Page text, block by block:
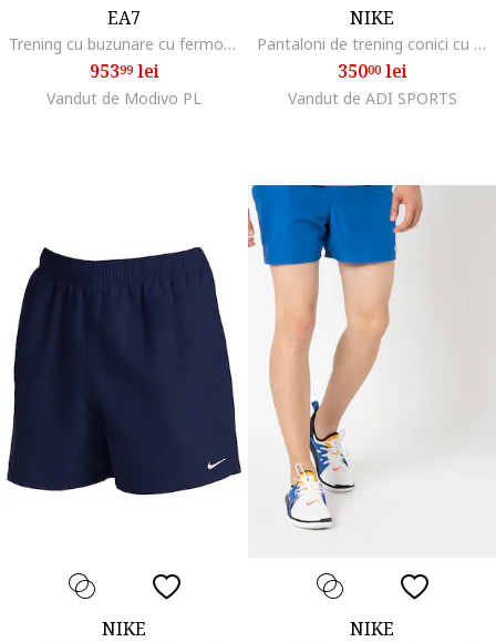
EA7
Trening cu buzunare cu fermoar si gluga
95399lei
Vandut de Modivo PL
NIKE
Pantaloni de trening conici cu buzunare laterale Sportswear Club, Gri
35000lei
Vandut de ADI SPORTS
NIKE NIKE